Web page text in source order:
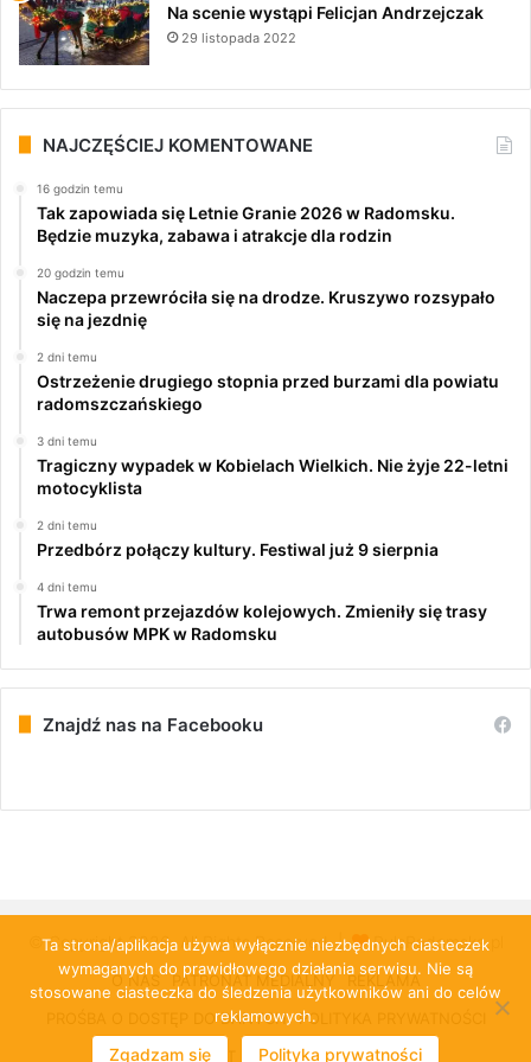
Na scenie wystąpi Felicjan Andrzejczak
29 listopada 2022
NAJCZĘŚCIEJ KOMENTOWANE
16 godzin temu
Tak zapowiada się Letnie Granie 2026 w Radomsku.
Będzie muzyka, zabawa i atrakcje dla rodzin
20 godzin temu
Naczepa przewróciła się na drodze. Kruszywo rozsypało
się na jezdnię
2 dni temu
Ostrzeżenie drugiego stopnia przed burzami dla powiatu
radomszczańskiego
3 dni temu
Tragiczny wypadek w Kobielach Wielkich. Nie żyje 22-letni
motocyklista
2 dni temu
Przedbórz połączy kultury. Festiwal już 9 sierpnia
4 dni temu
Trwa remont przejazdów kolejowych. Zmieniły się trasy
autobusów MPK w Radomsku
Znajdź nas na Facebooku
© Copyright 2026, All Rights Reserved | PulsRadomska.pl
O NAS PATRONAT MEDIALNY
REKLAMA
PROŚBA O DOSTĘP DO DANYCH
POLITYKA PRYWATNOŚCI
KONTAKT
CLOUD-KOMBIT
Ta strona/aplikacja używa wyłącznie niezbędnych ciasteczek
wymaganych do prawidłowego działania serwisu. Nie są
stosowane ciasteczka do śledzenia użytkowników ani do celów
reklamowych.
Zgadzam się Polityka prywatności